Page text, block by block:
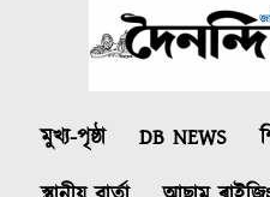
মুখ্য-পৃষ্ঠা DB NEWS